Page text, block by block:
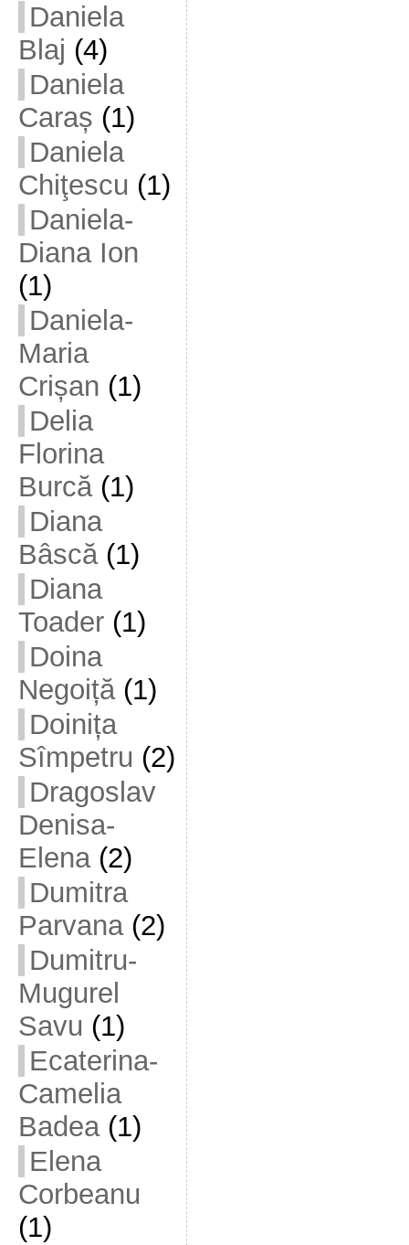
Daniela
Blaj (4)
Daniela
Caraș (1)
Daniela
Chiţescu (1)
Daniela-
Diana Ion
(1)
Daniela-
Maria
Crișan (1)
Delia
Florina
Burcă(1)
Diana
Bâscă(1)
Diana
Toader(1)
Doina
Negoiță(1)
Doinița
Sîmpetru (2)
Dragoslav
Denisa-
Elena(2)
Dumitra
Parvana(2)
Dumitru-
Mugurel
Savu (1)
Ecaterina-
Camelia
Badea(1)
Elena
Corbeanu
(1)